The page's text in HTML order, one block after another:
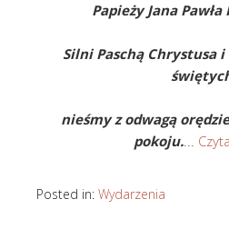
Papieży Jana Pawła
Silni Paschą Chrystusa
nieśmy z odwagą
pokoju....
Posted in: Wydarzenia